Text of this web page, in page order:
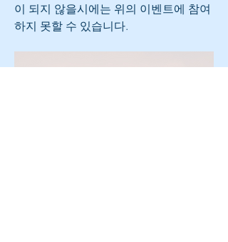
이 되지 않을시에는 위의 이벤트에 참여
하지 못할 수 있습니다.